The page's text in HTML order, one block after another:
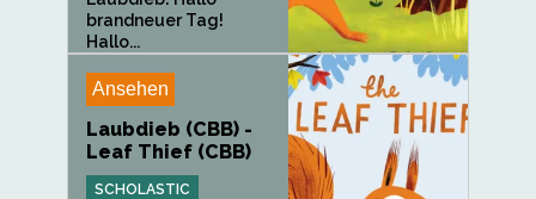
brandneuer Tag!
Hallo...
Ansehen
Laubdieb (CBB) -
Leaf Thief (CBB)
SCHOLASTIC